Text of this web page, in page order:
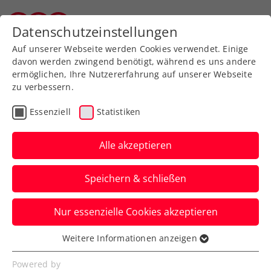
Aktuelle News
News filtern
Datenschutzeinstellungen
Auf unserer Webseite werden Cookies verwendet. Einige
davon werden zwingend benötigt, während es uns andere
ermöglichen, Ihre Nutzererfahrung auf unserer Webseite
zu verbessern.
Essenziell Statistiken
Alle akzeptieren
Speichern & schließen
Nur essenzielle Cookies akzeptieren
Essenziell
Essenzielle Cookies werden für grundlegende
Weitere Informationen anzeigen
Powered by